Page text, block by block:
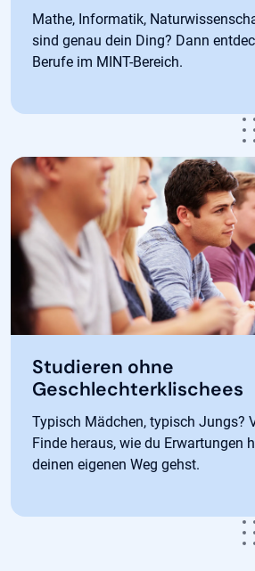
Mathe, Informatik,
sind genau dein Ding? Dann
Berufe im MINT-Bereich.
Studieren ohne
Geschlechterklischees
Typisch Mädchen, typisch Jungs?
Finde heraus, wie du Erwartungen
deinen eigenen Weg gehst.